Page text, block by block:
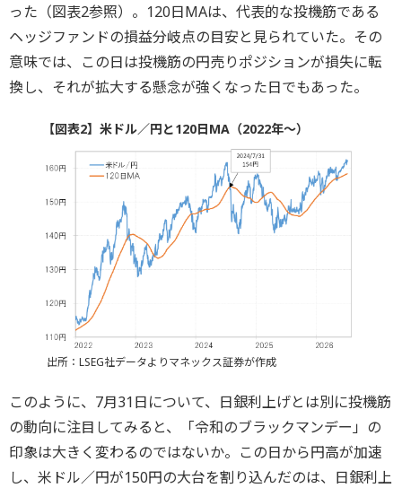
った（図表2参照）。120日MAは、代表的な投機筋である
ヘッジファンドの損益分岐点の目安と見られていた。その
意味では、この日は投機筋の円売りポジションが損失に転
換し、それが拡大する懸念が強くなった日でもあった。
【図表2】米ドル／円と120日MA（2022年～）
出所：LSEG社データよりマネックス証券が作成
このように、7月31日について、日銀利上げとは別に投機筋
の動向に注目してみると、「令和のブラックマンデー」の
印象は大きく変わるのではないか。この日から円高が加速
し、米ドル／円が150円の大台を割り込んだのは、日銀利上